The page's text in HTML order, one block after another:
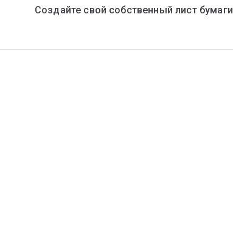
Создайте свой собственный лист бумаги